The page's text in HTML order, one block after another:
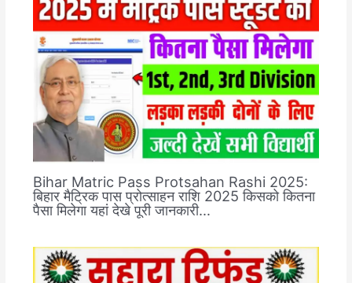
Bihar Matric Pass Protsahan Rashi 2025:
बिहार मैट्रिक पास प्रोत्साहन राशि 2025 किसको कितना
पैसा मिलेगा यहां देखे पूरी जानकारी…